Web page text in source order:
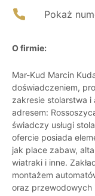
Pokaż
O firmie:
Mar-Kud Marcin
doświadczeniem,
zakresie stolarstwa i
adresem:
świadczy usługi
ofercie posiada
jak place zabaw,
wiatraki i inne.
montażem
oraz